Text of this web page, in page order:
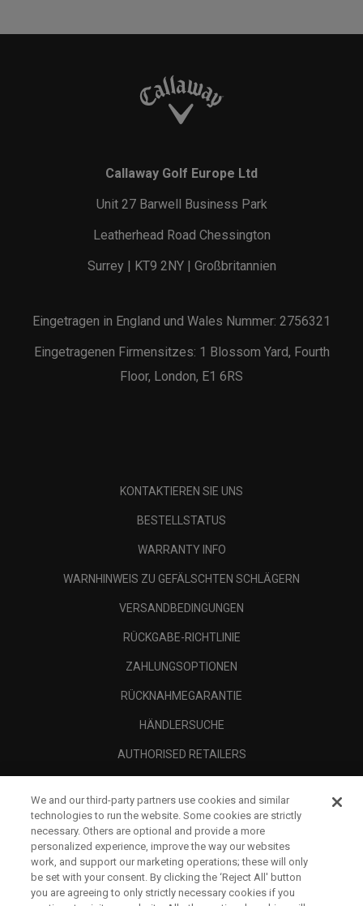
Callaway Golf Europe Ltd
Unit 27 Barwell Business Park
Leatherhead Road Chessington
Surrey | KT9 2NY | Großbritannien
Eingetragen in England und Wales Nummer: 2756321
Eingetragenen Firmensitzes: 1 Blossom Yard, Fourth
Floor, London, E1 6RS
KONTAKTIEREN SIE UNS
BESTELLSTATUS
WARRANTY INFO
WARNHINWEIS ZU GEFÄLSCHTEN SCHLÄGERN
VERSANDBEDINGUNGEN
RÜCKGABE-RICHTLINIE
ZAHLUNGSOPTIONEN
RÜCKNAHMEGARANTIE
HÄNDLERSUCHE
AUTHORISED RETAILERS
UNTERNEHMENSPROFIL
RECHTLICHES-
We and our third-party partners use cookies and similar
technologies to run the website. Some cookies are strictly
necessary. Others are optional and provide a more
personalized experience, improve the way our websites
work, and support our marketing operations; these will only
be set with your consent. By clicking the ‘Reject All' button
you are agreeing to only strictly necessary cookies if you